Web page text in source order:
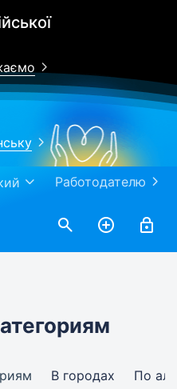
Работодателю
В городах По